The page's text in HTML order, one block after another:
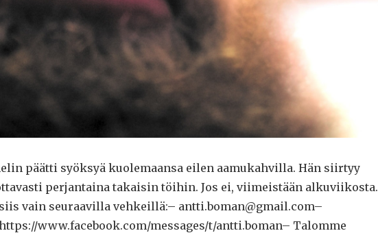
päätti syöksyä kuolemaansa eilen aamukahvilla. Hän siirtyy
perjantaina takaisin töihin. Jos ei, viimeistään alkuviikosta.
vain seuraavilla vehkeillä:– antti.boman@gmail.com–
www.facebook.com/messages/t/antti.boman– Talomme